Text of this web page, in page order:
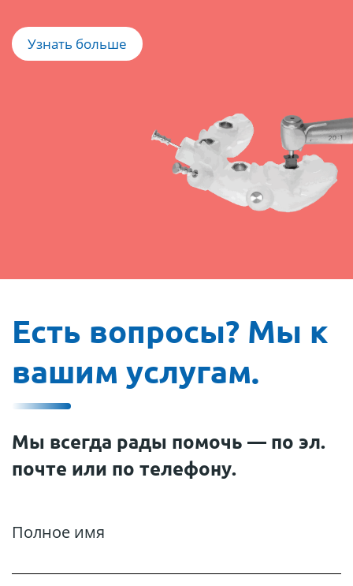
Узнать больше
Есть вопросы? Мы к
вашим услугам.
Мы всегда рады помочь — по эл.
почте или по телефону.
Полное имя